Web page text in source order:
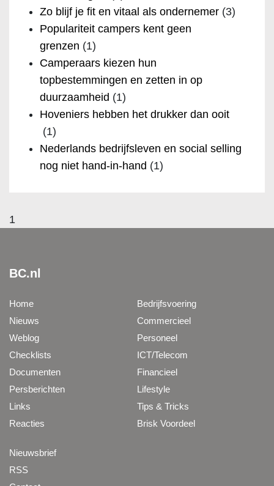
Zo blijf je fit en vitaal als ondernemer (3)
Populariteit campers kent geen
grenzen (1)
Camperaars kiezen hun
topbestemmingen en zetten in op
duurzaamheid (1)
Hoveniers hebben het drukker dan ooit
(1)
Nederlands bedrijfsleven en social selling
nog niet hand-in-hand (1)
1
BC.nl
Home
Nieuws
Weblog
Checklists
Documenten
Persberichten
Links
Reacties
Bedrijfsvoering
Commercieel
Personeel
ICT/Telecom
Financieel
Lifestyle
Tips & Tricks
Brisk Voordeel
Nieuwsbrief
RSS